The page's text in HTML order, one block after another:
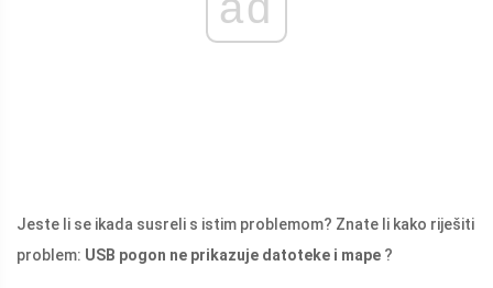
Jeste li se ikada susreli s istim problemom? Znate li kako riješiti
problem: USB pogon ne prikazuje datoteke i mape ?